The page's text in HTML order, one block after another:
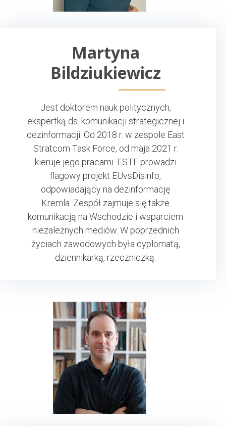
Martyna
Bildziukiewicz
Jest doktorem nauk politycznych,
ekspertką ds. komunikacji strategicznej i
dezinformacji. Od 2018 r. w zespole East
Stratcom Task Force, od maja 2021 r.
kieruje jego pracami. ESTF prowadzi
flagowy projekt EUvsDisinfo,
odpowiadający na dezinformację
Kremla. Zespół zajmuje się także
komunikacją na Wschodzie i wsparciem
niezależnych mediów. W poprzednich
życiach zawodowych była dyplomatą,
dziennikarką, rzeczniczką.